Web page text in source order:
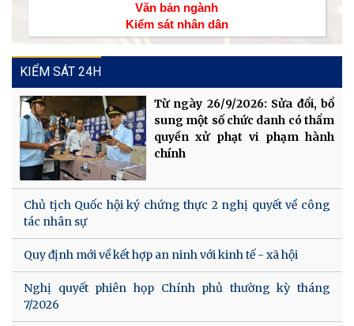
Văn bản ngành
Kiểm sát nhân dân
KIỂM SÁT 24H
Từ ngày 26/9/2026: Sửa đổi, bổ
sung một số chức danh có thẩm
quyền xử phạt vi phạm hành
chính
Chủ tịch Quốc hội ký chứng thực 2 nghị quyết về công
tác nhân sự
Quy định mới về kết hợp an ninh với kinh tế - xã hội
Nghị quyết phiên họp Chính phủ thường kỳ tháng
7/2026